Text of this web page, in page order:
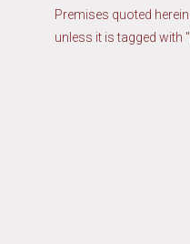
Premises quoted herein
unless it is tagged with